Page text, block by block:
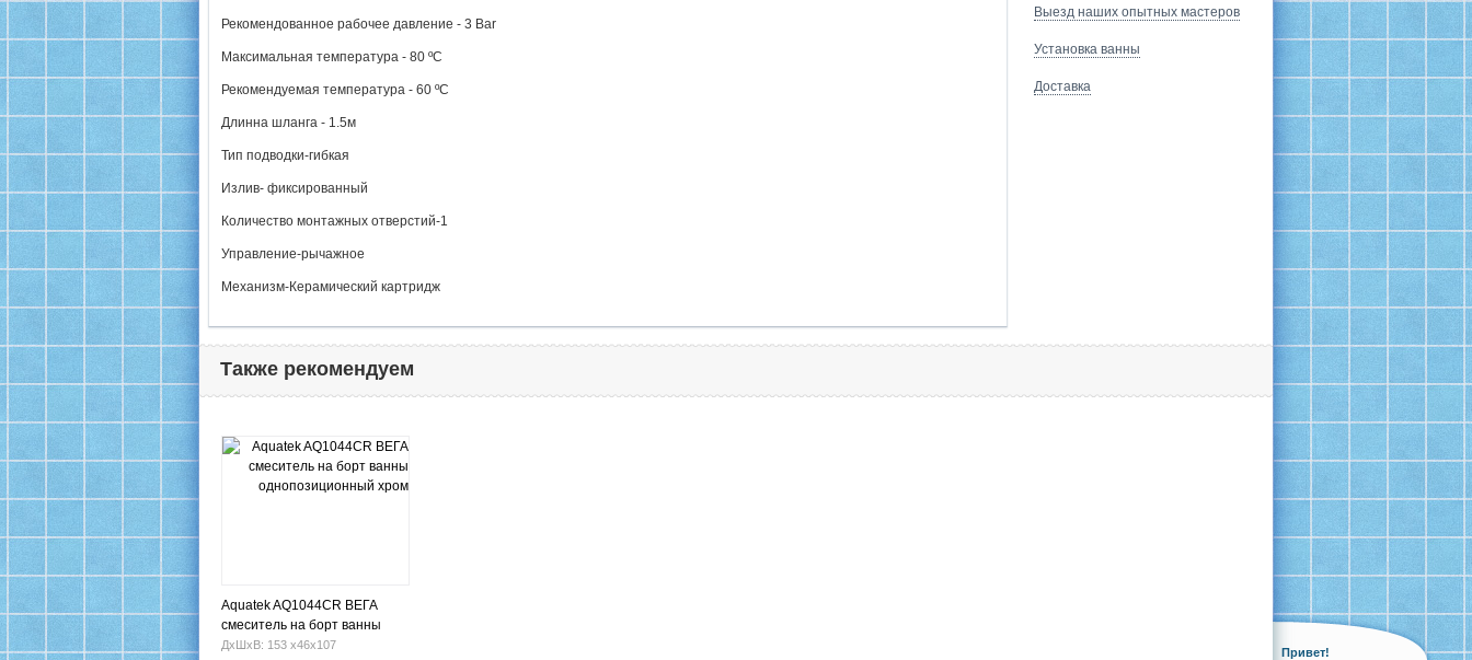
Рекомендованное рабочее давление - 3 Bar
Максимальная температура - 80 ºC
Рекомендуемая температура - 60 ºC
Длинна шланга - 1.5м
Тип подводки-гибкая
Излив- фиксированный
Количество монтажных отверстий-1
Управление-рычажное
Механизм-Керамический картридж
Выезд наших опытных мастеров
Установка ванны
Доставка
Также рекомендуем
Aquatek AQ1044CR ВЕГА
смеситель на борт ванны
однопозиционный хром
ДхШхВ: 153 х46х107
Привет!